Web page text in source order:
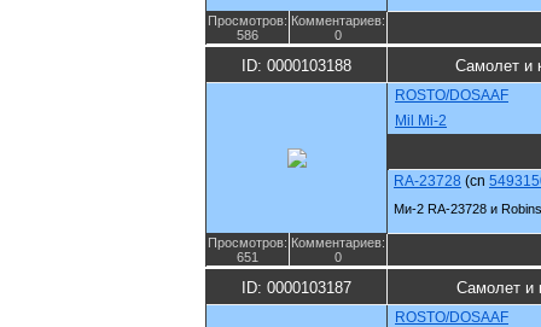
Просмотров:
586
Комментариев:
0
ID: 0000103188 Самолет и
ROSTO/DOSAAF
Mil Mi-2
RA-23728 (cn
Ми-2 RA-23728 и
Просмотров:
651
Комментариев:
0
ID: 0000103187 Самолет и
ROSTO/DOSAAF